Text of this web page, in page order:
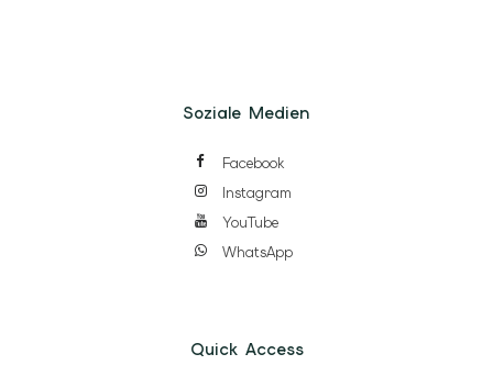
Soziale Medien
Facebook
Instagram
YouTube
WhatsApp
Quick Access